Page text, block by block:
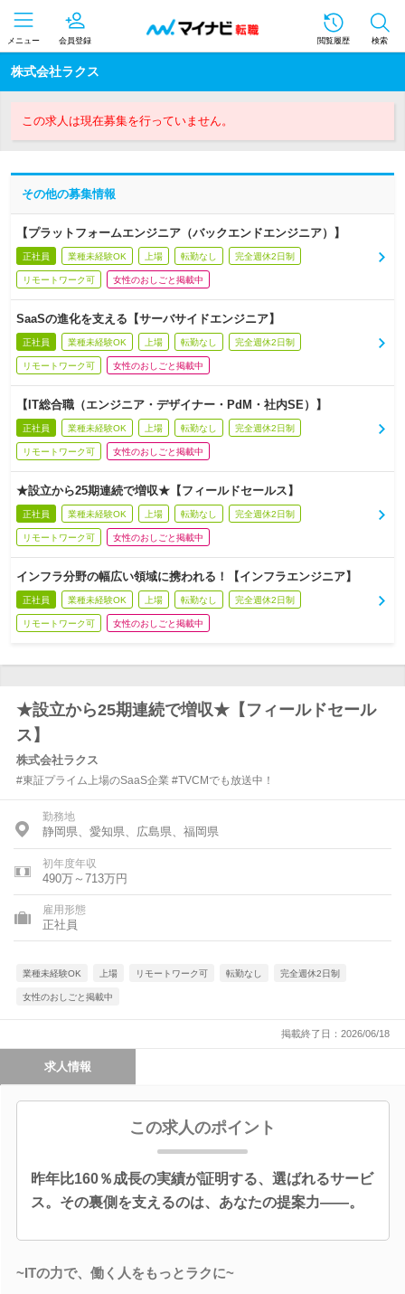
メニュー 会員登録 閲覧履歴 検索
株式会社ラクス
この求人は現在募集を行っていません。
その他の募集情報
【プラットフォームエンジニア（バックエンドエンジニア）】
正社員 業種未経験OK 上場 転勤なし 完全週休2日制
リモートワーク可 女性のおしごと掲載中
SaaSの進化を支える【サーバサイドエンジニア】
正社員 業種未経験OK 上場 転勤なし 完全週休2日制
リモートワーク可 女性のおしごと掲載中
【IT総合職（エンジニア・デザイナー・PdM・社内SE）】
正社員 業種未経験OK 上場 転勤なし 完全週休2日制
リモートワーク可 女性のおしごと掲載中
★設立から25期連続で増収★【フィールドセールス】
正社員 業種未経験OK 上場 転勤なし 完全週休2日制
リモートワーク可 女性のおしごと掲載中
インフラ分野の幅広い領域に携われる！【インフラエンジニア】
正社員 業種未経験OK 上場 転勤なし 完全週休2日制
リモートワーク可 女性のおしごと掲載中
★設立から25期連続で増収★【フィールドセール
ス】
株式会社ラクス
#東証プライム上場のSaaS企業 #TVCMでも放送中！
勤務地
静岡県、愛知県、広島県、福岡県
初年度年収
490万～713万円
雇用形態
正社員
業種未経験OK 上場 リモートワーク可 転勤なし 完全週休2日制
女性のおしごと掲載中
掲載終了日：2026/06/18
求人情報
この求人のポイント
昨年比160％成長の実績が証明する、選ばれるサービ
ス。その裏側を支えるのは、あなたの提案力――。
~ITの力で、働く人をもっとラクに~